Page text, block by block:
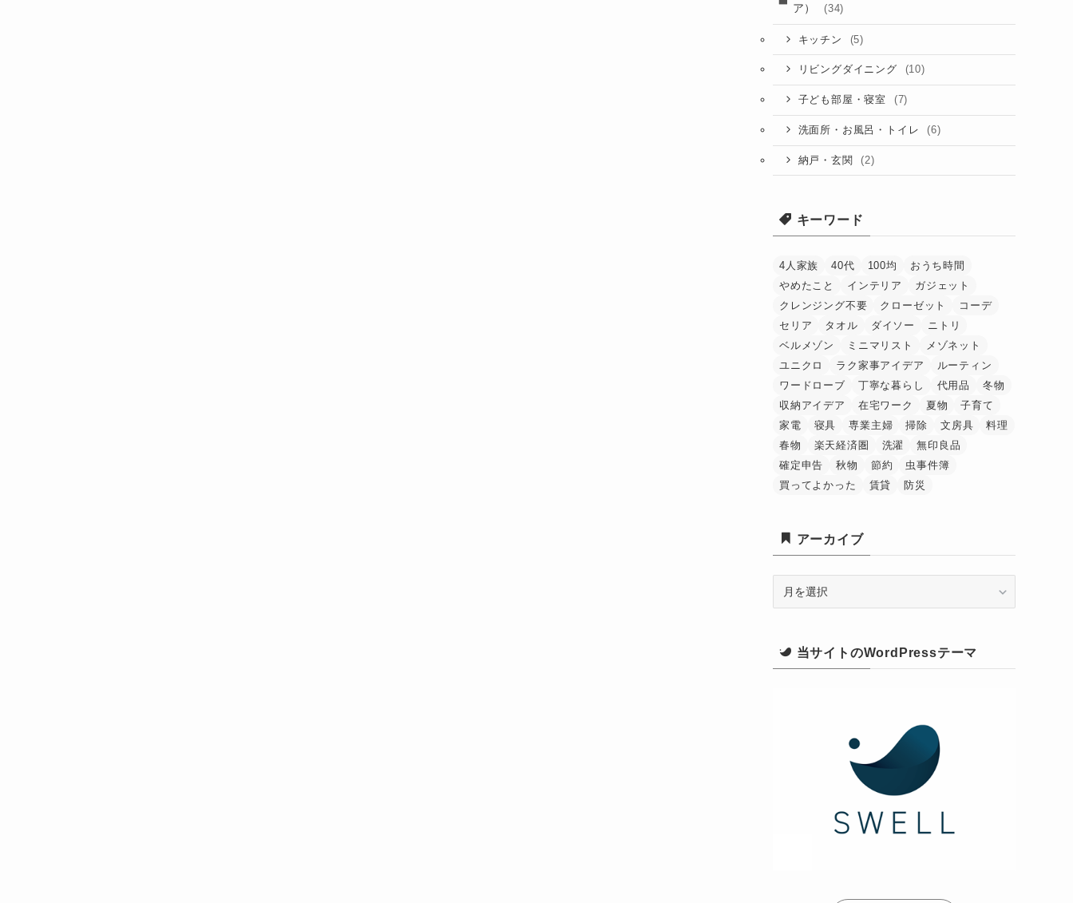
ア）
(34)
キッチン (5)
リビングダイニング (10)
子ども部屋・寝室 (7)
洗面所・お風呂・トイレ (6)
納戸・玄関 (2)
キーワード
4人家族 40代 100均
おうち時間
やめたこと
インテリア
ガジェット
クレンジング不要
クローゼット
コーデ
セリア
タオル ダイソー
ニトリ
ベルメゾン
ミニマリスト
メゾネット
ユニクロ
ラク家事アイデア
ルーティン
ワードローブ
丁寧な暮らし 代用品
冬物
収納アイデア
在宅ワーク 夏物
子育て
家電
寝具 専業主婦 掃除 文房具
料理
春物
楽天経済圏 洗濯
無印良品
確定申告
秋物 節約
虫事件簿
買ってよかった
賃貸 防災
アーカイブ
イ
ブ
当サイトのWordPressテーマ